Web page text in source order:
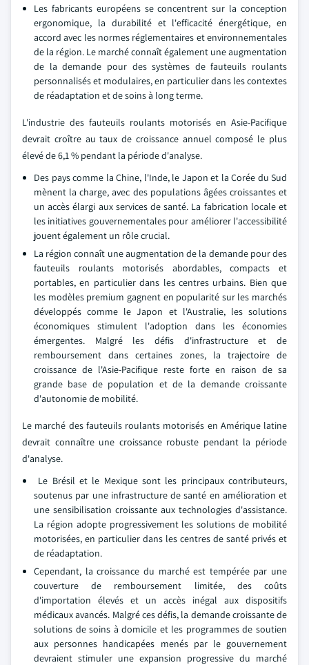
Les fabricants européens se concentrent sur la conception
ergonomique, la durabilité et l'efficacité énergétique, en
accord avec les normes réglementaires et environnementales
de la région. Le marché connaît également une augmentation
de la demande pour des systèmes de fauteuils roulants
personnalisés et modulaires, en particulier dans les contextes
de réadaptation et de soins à long terme.
L'industrie des fauteuils roulants motorisés en Asie-Pacifique
devrait croître au taux de croissance annuel composé le plus
élevé de 6,1 % pendant la période d'analyse.
Des pays comme la Chine, l'Inde, le Japon et la Corée du Sud
mènent la charge, avec des populations âgées croissantes et
un accès élargi aux services de santé. La fabrication locale et
les initiatives gouvernementales pour améliorer l'accessibilité
jouent également un rôle crucial.
La région connaît une augmentation de la demande pour des
fauteuils roulants motorisés abordables, compacts et
portables, en particulier dans les centres urbains. Bien que
les modèles premium gagnent en popularité sur les marchés
développés comme le Japon et l'Australie, les solutions
économiques stimulent l'adoption dans les économies
émergentes. Malgré les défis d'infrastructure et de
remboursement dans certaines zones, la trajectoire de
croissance de l'Asie-Pacifique reste forte en raison de sa
grande base de population et de la demande croissante
d'autonomie de mobilité.
Le marché des fauteuils roulants motorisés en Amérique latine
devrait connaître une croissance robuste pendant la période
d'analyse.
Le Brésil et le Mexique sont les principaux contributeurs,
soutenus par une infrastructure de santé en amélioration et
une sensibilisation croissante aux technologies d'assistance.
La région adopte progressivement les solutions de mobilité
motorisées, en particulier dans les centres de santé privés et
de réadaptation.
Cependant, la croissance du marché est tempérée par une
couverture de remboursement limitée, des coûts
d'importation élevés et un accès inégal aux dispositifs
médicaux avancés. Malgré ces défis, la demande croissante de
solutions de soins à domicile et les programmes de soutien
aux personnes handicapées menés par le gouvernement
devraient stimuler une expansion progressive du marché